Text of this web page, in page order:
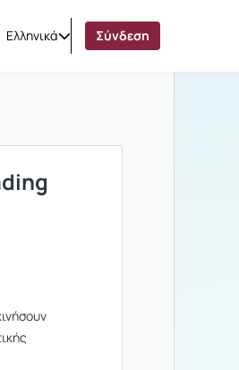
Ελληνικά Σύνδεση